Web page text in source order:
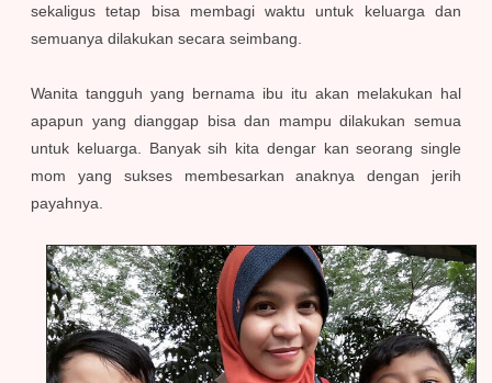
sekaligus tetap bisa membagi waktu untuk keluarga dan
semuanya dilakukan secara seimbang.
Wanita tangguh yang bernama ibu itu akan melakukan hal
apapun yang dianggap bisa dan mampu dilakukan semua
untuk keluarga. Banyak sih kita dengar kan seorang single
mom yang sukses membesarkan anaknya dengan jerih
payahnya.